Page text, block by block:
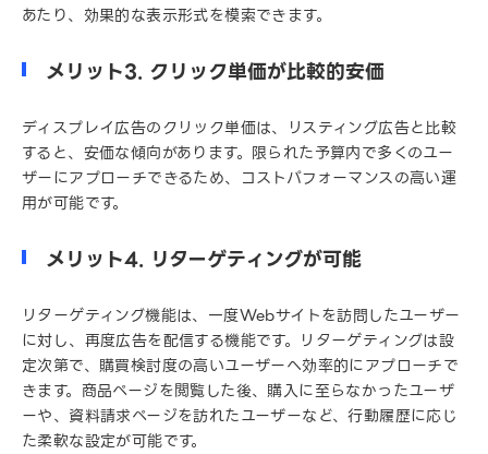
あたり、効果的な表示形式を模索できます。
メリット3. クリック単価が比較的安価
ディスプレイ広告のクリック単価は、リスティング広告と比較
すると、安価な傾向があります。限られた予算内で多くのユー
ザーにアプローチできるため、コストパフォーマンスの高い運
用が可能です。
メリット4. リターゲティングが可能
リターゲティング機能は、一度Webサイトを訪問したユーザー
に対し、再度広告を配信する機能です。リターゲティングは設
定次第で、購買検討度の高いユーザーへ効率的にアプローチで
きます。商品ページを閲覧した後、購入に至らなかったユーザ
ーや、資料請求ページを訪れたユーザーなど、行動履歴に応じ
た柔軟な設定が可能です。